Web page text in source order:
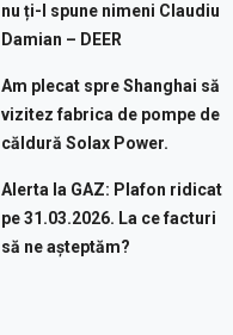
nu ți-l spune nimeni Claudiu
Damian – DEER
Am plecat spre Shanghai să
vizitez fabrica de pompe de
căldură Solax Power.
Alerta la GAZ: Plafon ridicat
pe 31.03.2026. La ce facturi
să ne așteptăm?